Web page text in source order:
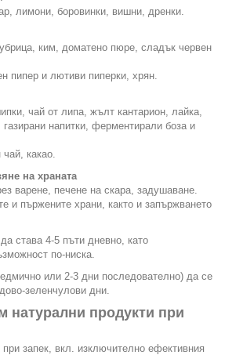
лимони, боровинки, вишни, дренки.
ким, доматено пюре, сладък червен
пипер и лютиви пиперки, хрян.
чай от липа, жълт кантарион, лайка,
напитки, ферментирали боза и
какао.
на храната
варене, печене на скара, задушаване.
и пържените храни, както и запържването
става 4-5 пъти дневно, като
по-ниска.
или 2-3 дни последователно) да се
зеленчулови дни.
натурални продукти при
запек, вкл. изключително ефективния